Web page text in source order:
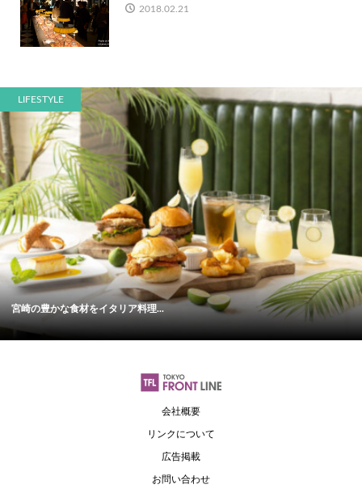
2018.02.21
LIFESTYLE
宮崎の豊かな食材をイタリア料理...
会社概要
リンクについて
広告掲載
お問い合わせ